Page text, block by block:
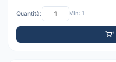
Quantità: Min: 1